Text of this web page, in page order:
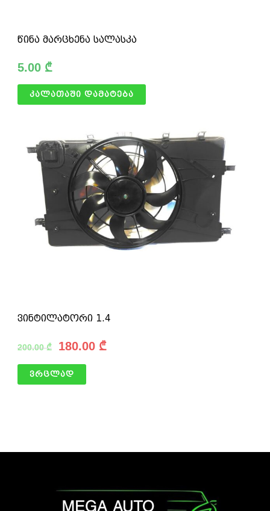
წინა მარცხენა სალასკა
5.00 ₾
კალათაში დამატება
ვინტილატორი 1.4
200.00₾ 180.00 ₾
ვრცლად